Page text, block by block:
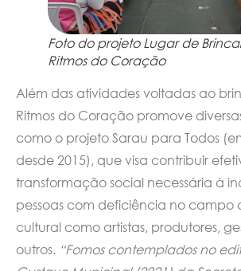
Foto do projeto Lugar de
Ritmos do Coração
Além das atividades voltadas ao
Ritmos do Coração promove
como o projeto Sarau para Todos
desde 2015), que visa contribuir
transformação social necessária à
pessoas com deficiência no campo
cultural como artistas, produtores,
outros. “Fomos contemplados no